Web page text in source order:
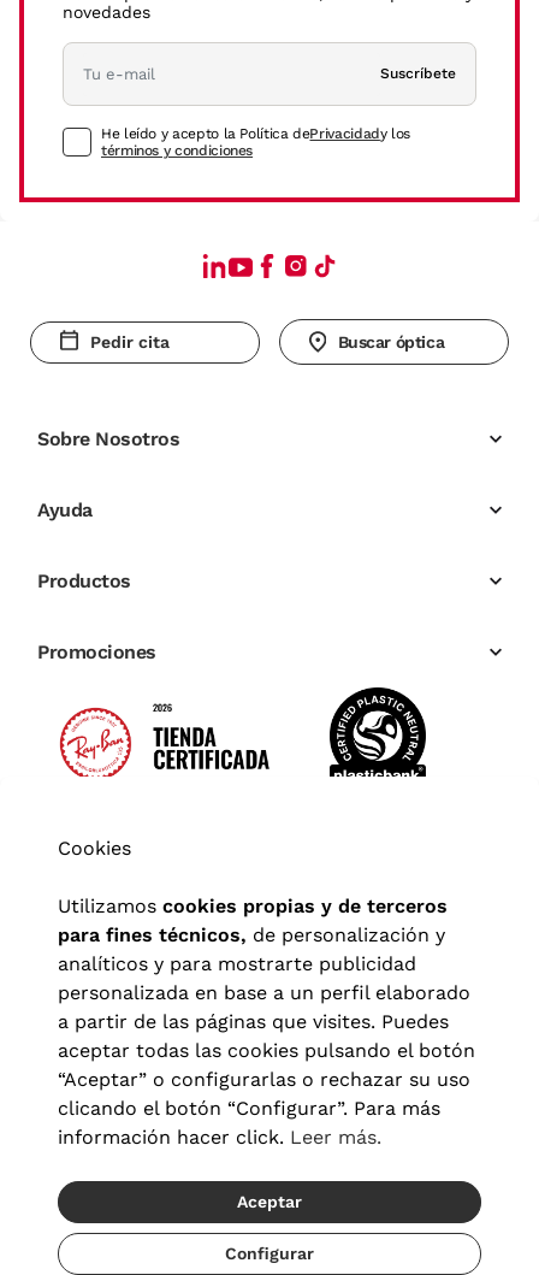
Recíbelo del 19/08 al 21/08
novedades
Suscríbete
He leído y acepto la Política dePrivacidady los
términos y condiciones
Pedir cita Buscar óptica
Sobre Nosotros
Ayuda
Productos
Promociones
Aviso legal| Política de privacidad Términos y condiciones
Política de cookies|Configuración de cookies
© 2026 Visionlab España
Cookies
Utilizamos cookies propias y de terceros
para fines técnicos, de personalización y
analíticos y para mostrarte publicidad
personalizada en base a un perfil elaborado
a partir de las páginas que visites. Puedes
aceptar todas las cookies pulsando el botón
“Aceptar” o configurarlas o rechazar su uso
clicando el botón “Configurar”. Para más
información hacer click. Leer más.
Aceptar
Configurar